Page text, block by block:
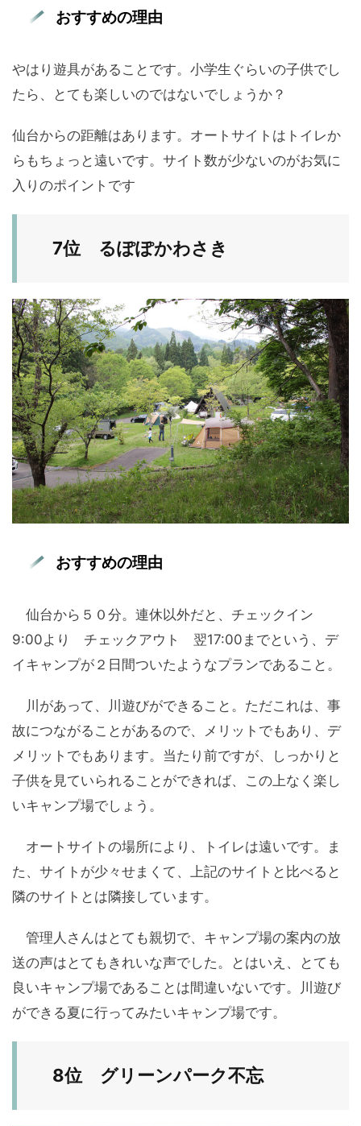
おすすめの理由
やはり遊具があることです。小学生ぐらいの子供でし
たら、とても楽しいのではないでしょうか？
仙台からの距離はあります。オートサイトはトイレか
らもちょっと遠いです。サイト数が少ないのがお気に
入りのポイントです
7位 るぽぽかわさき
おすすめの理由
仙台から５０分。連休以外だと、チェックイン
9:00より チェックアウト 翌17:00までという、デ
イキャンプが２日間ついたようなプランであること。
川があって、川遊びができること。ただこれは、事
故につながることがあるので、メリットでもあり、デ
メリットでもあります。当たり前ですが、しっかりと
子供を見ていられることができれば、この上なく楽し
いキャンプ場でしょう。
オートサイトの場所により、トイレは遠いです。ま
た、サイトが少々せまくて、上記のサイトと比べると
隣のサイトとは隣接しています。
管理人さんはとても親切で、キャンプ場の案内の放
送の声はとてもきれいな声でした。とはいえ、とても
良いキャンプ場であることは間違いないです。川遊び
ができる夏に行ってみたいキャンプ場です。
8位 グリーンパーク不忘